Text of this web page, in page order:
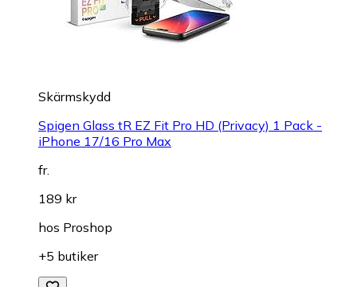
Skärmskydd
Spigen Glass tR EZ Fit Pro HD (Privacy) 1 Pack -
iPhone 17/16 Pro Max
fr.
189 kr
hos Proshop
+5 butiker